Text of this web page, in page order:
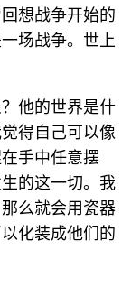
想战争开始的
场战争。世上
他的世界是什
得自己可以像
手中任意摆
的这一切。我
么就会用瓷器
化装成他们的